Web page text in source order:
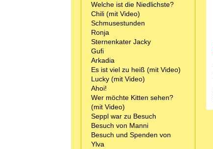
Welche ist die Niedlichste?
Chili (mit Video)
Schmusestunden
Ronja
Sternenkater Jacky
Gufi
Arkadia
Es ist viel zu heiß (mit Video)
Lucky (mit Video)
Ahoi!
Wer möchte Kitten sehen?
(mit Video)
Seppl war zu Besuch
Besuch von Manni
Besuch und Spenden von
Ylva